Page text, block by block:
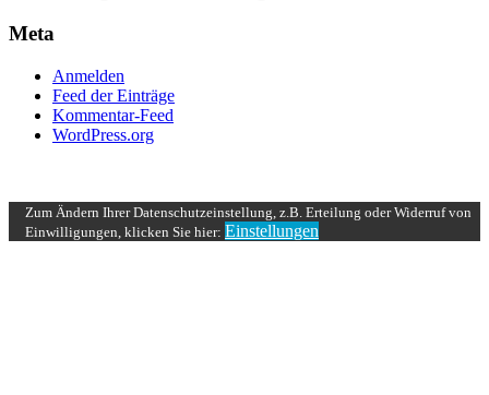
Meta
Anmelden
Feed der Einträge
Kommentar-Feed
WordPress.org
Zum Ändern Ihrer Datenschutzeinstellung, z.B. Erteilung oder Widerruf von
Einwilligungen, klicken Sie hier: Einstellungen